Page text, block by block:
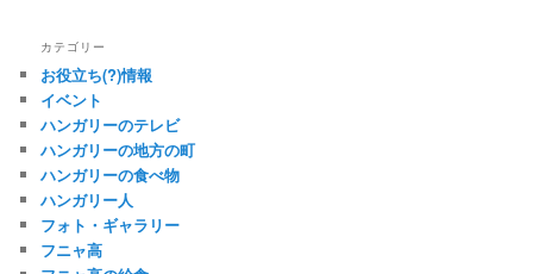
カテゴリー
お役立ち(?)情報
イベント
ハンガリーのテレビ
ハンガリーの地方の町
ハンガリーの食べ物
ハンガリー人
フォト・ギャラリー
フニャ高